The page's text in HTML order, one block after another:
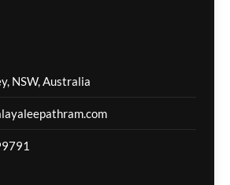
ഡ്രൈവർക്ക് ഒരു
ലക്ഷം രൂപ പാരിതോഷികം
NSW, Australia